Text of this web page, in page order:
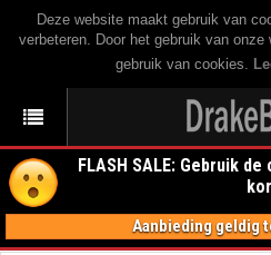
Deze website maakt gebruik van
verbeteren. Door het gebruik van
gebruik van cookies.
FLASH SALE: Gebruik de
Aanbieding geldig